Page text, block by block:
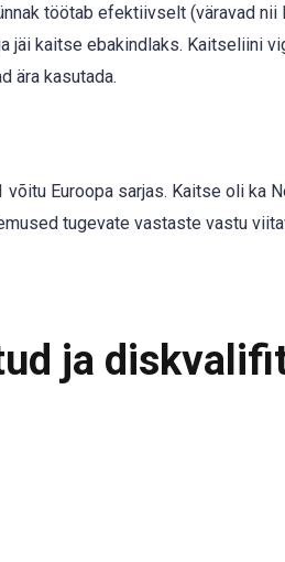
töötab efektiivselt (väravad nii
jäi kaitse ebakindlaks. Kaitseliini
ära kasutada.
Euroopa sarjas. Kaitse oli ka
tugevate vastaste vastu
ja